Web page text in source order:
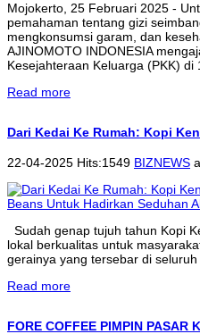
Mojokerto, 25 Februari 2025 -
pemahaman tentang gizi
mengkonsumsi garam, dan
AJINOMOTO INDONESIA
Kesejahteraan Keluarga (PKK) di
Read more
Dari Kedai Ke Rumah: Kopi
22-04-2025 Hits:1549 BIZNEWS
Sudah genap tujuh tahun Kopi
lokal berkualitas untuk
gerainya yang tersebar di
Read more
FORE COFFEE PIMPIN PASAR